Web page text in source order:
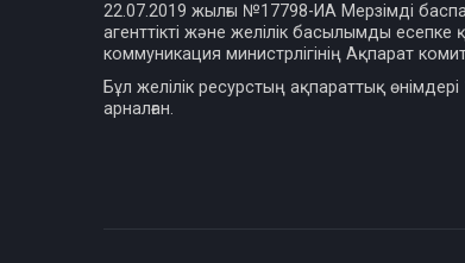
22.07.2019 жылғы №17798-ИА Мерзімді
агенттікті және желілік басылымды есепке
коммуникация министрлігінің Ақпарат
Бұл желілік ресурстың ақпараттық
арналған.